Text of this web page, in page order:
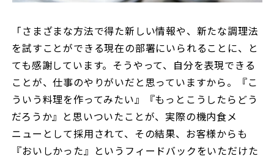
「さまざまな方法で得た新しい情報や、新たな調理法
を試すことができる現在の部署にいられることに、と
ても感謝しています。そうやって、自分を表現できる
ことが、仕事のやりがいだと思っていますから。『こ
ういう料理を作ってみたい』『もっとこうしたらどう
だろうか』と思いついたことが、実際の機内食メ
ニューとして採用されて、その結果、お客様からも
『おいしかった』というフィードバックをいただけた